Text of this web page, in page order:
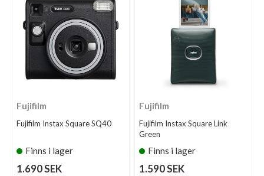
Fujifilm
Fujifilm Instax Square SQ40
Finns i lager
1.690 SEK
Fujifilm
Fujifilm Instax Square Link
Green
Finns i lager
1.590 SEK